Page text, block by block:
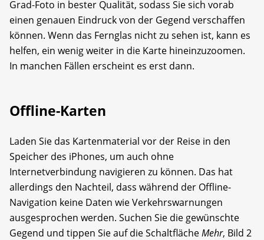
Grad-Foto in bester Qualität, sodass Sie sich vorab
einen genauen Eindruck von der Gegend verschaffen
können. Wenn das Fernglas nicht zu sehen ist, kann es
helfen, ein wenig weiter in die Karte hineinzuzoomen.
In manchen Fällen erscheint es erst dann.
Offline-Karten
Laden Sie das Kartenmaterial vor der Reise in den
Speicher des iPhones, um auch ohne
Internetverbindung navigieren zu können. Das hat
allerdings den Nachteil, dass während der Offline-
Navigation keine Daten wie Verkehrswarnungen
ausgesprochen werden. Suchen Sie die gewünschte
Gegend und tippen Sie auf die SchaltflächeMehr, Bild 2